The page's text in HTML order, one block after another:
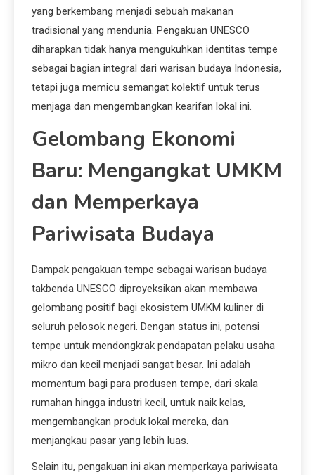
yang berkembang menjadi sebuah makanan
tradisional yang mendunia. Pengakuan UNESCO
diharapkan tidak hanya mengukuhkan identitas tempe
sebagai bagian integral dari warisan budaya Indonesia,
tetapi juga memicu semangat kolektif untuk terus
menjaga dan mengembangkan kearifan lokal ini.
Gelombang Ekonomi
Baru: Mengangkat UMKM
dan Memperkaya
Pariwisata Budaya
Dampak pengakuan tempe sebagai warisan budaya
takbenda UNESCO diproyeksikan akan membawa
gelombang positif bagi ekosistem UMKM kuliner di
seluruh pelosok negeri. Dengan status ini, potensi
tempe untuk mendongkrak pendapatan pelaku usaha
mikro dan kecil menjadi sangat besar. Ini adalah
momentum bagi para produsen tempe, dari skala
rumahan hingga industri kecil, untuk naik kelas,
mengembangkan produk lokal mereka, dan
menjangkau pasar yang lebih luas.
Selain itu, pengakuan ini akan memperkaya pariwisata